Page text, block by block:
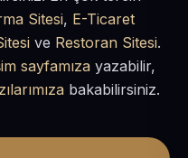
Sitesi, E-Ticaret
ve Restoran Sitesi.
sayfamıza yazabilir,
bakabilirsiniz.